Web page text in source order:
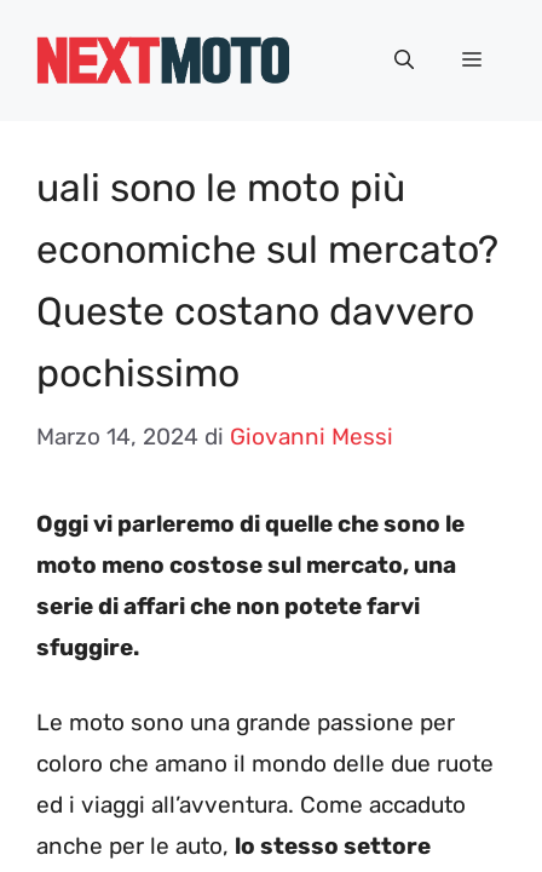
Menu
uali sono le moto più
economiche sul mercato?
Queste costano davvero
pochissimo
Marzo 14, 2024 di Giovanni Messi
Oggi vi parleremo di quelle che sono le
moto meno costose sul mercato, una
serie di affari che non potete farvi
sfuggire.
Le moto sono una grande passione per
coloro che amano il mondo delle due ruote
ed i viaggi all’avventura. Come accaduto
anche per le auto, lo stesso settore